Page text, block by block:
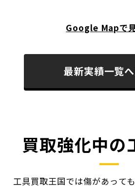
Google Mapで
最新実績一覧
買取強化中の
工具買取王国では傷があって